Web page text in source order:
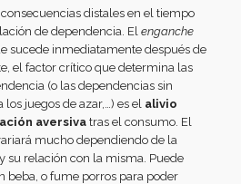
distales en el tiempo
de dependencia. Elenganche
sucede inmediatamente después de
el factor crítico que determina las
(o las dependencias sin
juegos de azar,…) es el alivio
aversiva tras el consumo. El
mucho dependiendo de la
su relación con la misma. Puede
beba, o fume porros para poder